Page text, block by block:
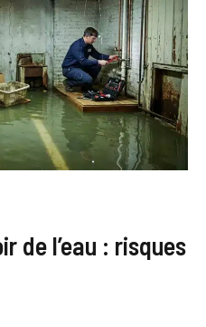
de l’eau : risques